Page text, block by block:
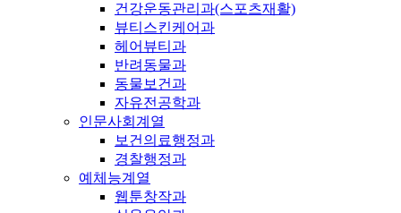
건강운동관리과(스포츠재활)
뷰티스킨케어과
헤어뷰티과
반려동물과
동물보건과
자유전공학과
인문사회계열
보건의료행정과
경찰행정과
예체능계열
웹툰창작과